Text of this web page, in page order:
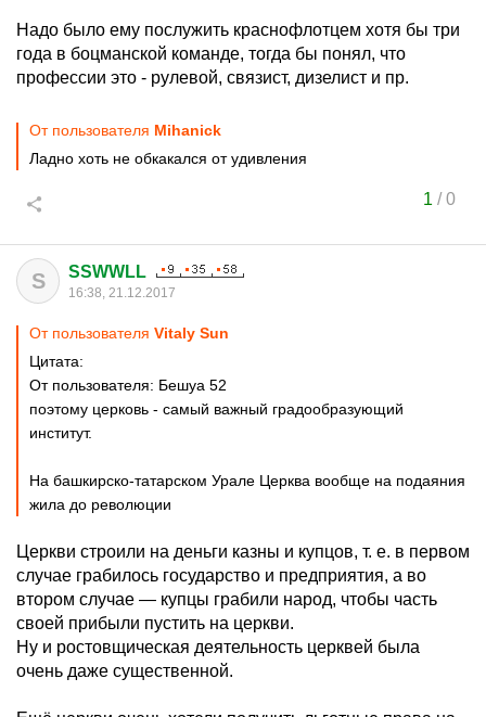
Надо было ему послужить краснофлотцем хотя бы три
года в боцманской команде, тогда бы понял, что
профессии это - рулевой, связист, дизелист и пр.
От пользователя Mihanick
Ладно хоть не обкакался от удивления
1 /0
S SSWWLL
16:38, 21.12.2017
От пользователя Vitaly Sun
Цитата:
От пользователя: Бешуа 52
поэтому церковь - самый важный градообразующий
институт.
На башкирско-татарском Урале Церква вообще на подаяния
жила до революции
Церкви строили на деньги казны и купцов, т. е. в первом
случае грабилось государство и предприятия, а во
втором случае — купцы грабили народ, чтобы часть
своей прибыли пустить на церкви.
Ну и ростовщическая деятельность церквей была
очень даже существенной.